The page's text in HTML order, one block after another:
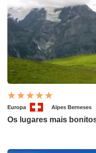
Europa Alpes Berneses
Os lugares mais